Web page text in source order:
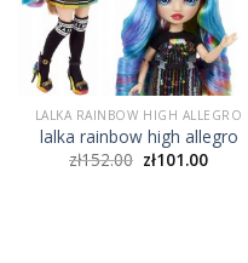
LALKA RAINBOW HIGH ALLEGRO
lalka rainbow high allegro
zł152.00 zł101.00